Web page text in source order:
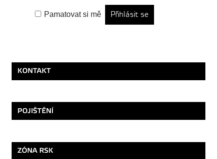
Pamatovat si mě
KONTAKT
POJIŠTĚNÍ
ZÓNA RSK